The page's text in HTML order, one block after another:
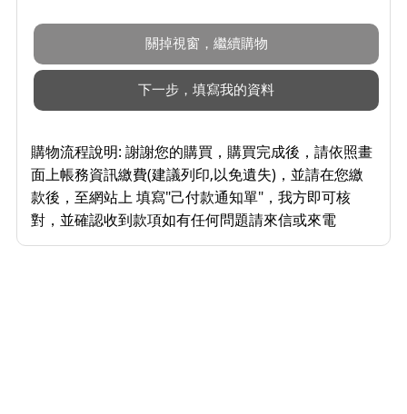
購物流程說明: 謝謝您的購買，購買完成後，請依照畫
面上帳務資訊繳費(建議列印,以免遺失)，並請在您繳
款後，至網站上 填寫"己付款通知單"，我方即可核
對，並確認收到款項如有任何問題請來信或來電